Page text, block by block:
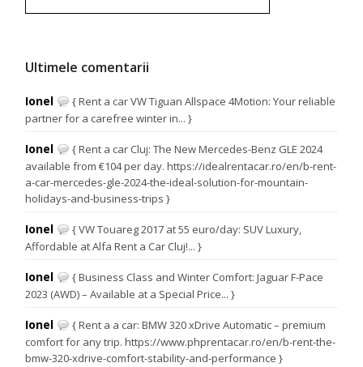
Ultimele comentarii
Ionel
{ Rent a car VW Tiguan Allspace 4Motion: Your reliable
partner for a carefree winter in... }
Ionel
{ Rent a car Cluj: The New Mercedes-Benz GLE 2024
available from €104 per day. https://idealrentacar.ro/en/b-rent-
a-car-mercedes-gle-2024-the-ideal-solution-for-mountain-
holidays-and-business-trips }
Ionel
{ VW Touareg 2017 at 55 euro/day: SUV Luxury,
Affordable at Alfa Rent a Car Cluj!... }
Ionel
{ Business Class and Winter Comfort: Jaguar F-Pace
2023 (AWD) – Available at a Special Price... }
Ionel
{ Rent a a car: BMW 320 xDrive Automatic – premium
comfort for any trip. https://www.phprentacar.ro/en/b-rent-the-
bmw-320-xdrive-comfort-stability-and-performance }